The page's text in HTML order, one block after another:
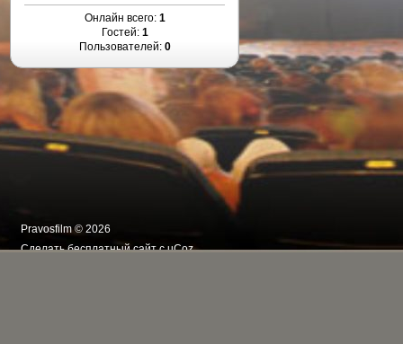
Онлайн всего: 1
Гостей: 1
Пользователей: 0
Pravosfilm © 2026
Сделатьбесплатный сайтсuCoz